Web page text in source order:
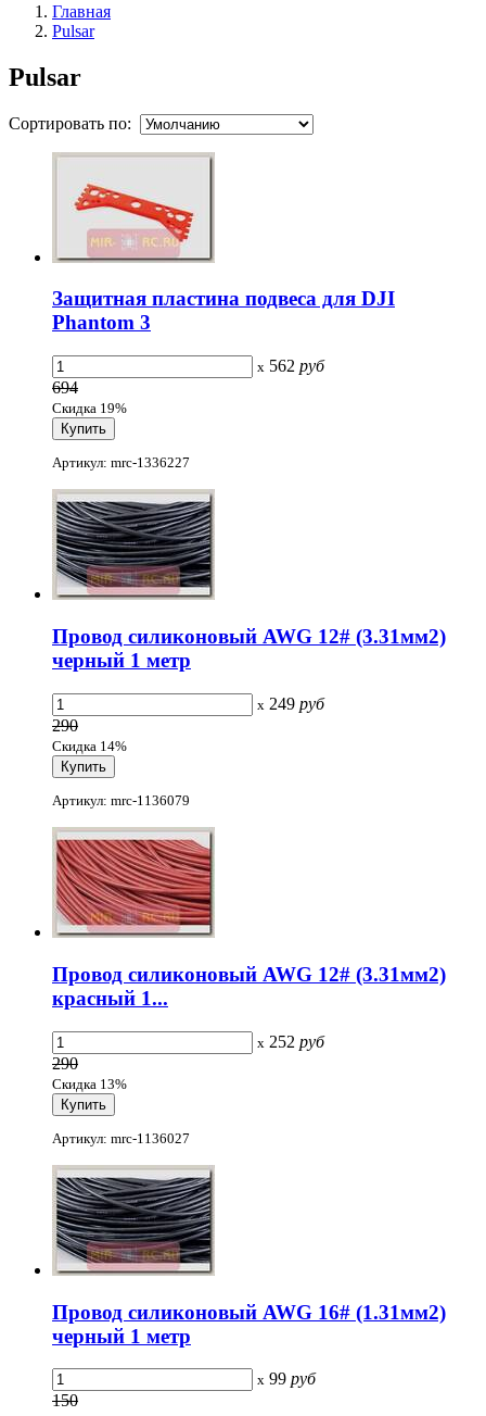
Главная
Pulsar
Pulsar
Сортировать по:
Защитная пластина подвеса для DJI
Phantom 3
x 562 руб
694
Скидка 19%
Артикул: mrc-1336227
Провод силиконовый AWG 12# (3.31мм2)
черный 1 метр
x 249 руб
290
Скидка 14%
Артикул: mrc-1136079
Провод силиконовый AWG 12# (3.31мм2)
красный 1...
x 252 руб
290
Скидка 13%
Артикул: mrc-1136027
Провод силиконовый AWG 16# (1.31мм2)
черный 1 метр
x 99 руб
150